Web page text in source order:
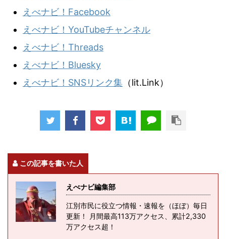
えべナビ！Facebook
えべナビ！YouTubeチャンネル
えべナビ！Threads
えべナビ！Bluesky
えべナビ！SNSリンク集 （lit.Link）
この記事を書いた人
えべナビ編集部
江別市民に役立つ情報・速報を（ほぼ）毎日
更新！ 月間最高113万アクセス、累計2,330
万アクセス超！